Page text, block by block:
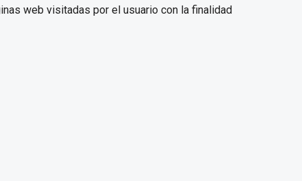
web visitadas por el usuario con la finalidad